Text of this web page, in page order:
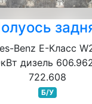
Benz E-Класс
дизель
722.608
Б/У